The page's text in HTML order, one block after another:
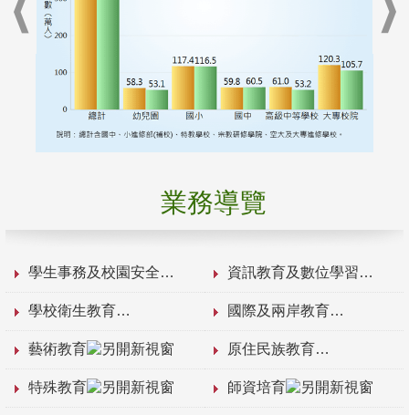
業務導覽
學生事務及校園安全 資訊教育及數位學習
學校衛生教育 國際及兩岸教育
藝術教育 原住民族教育
特殊教育 師資培育